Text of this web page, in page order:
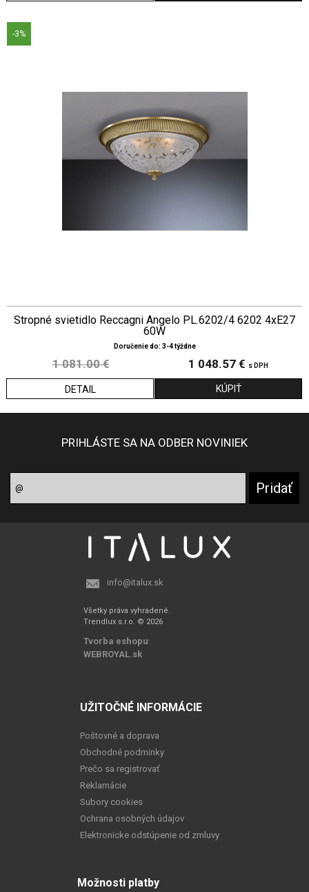
-3%
Stropné svietidlo Reccagni Angelo PL.6202/4 6202 4xE27
60W
Doručenie do: 3-4 týždne
1 081.00 € 1 048.57 € s DPH
DETAIL
PRIHLÁSTE SA NA ODBER NOVINIEK
info@italux.sk
Všetky práva vyhradené.
Trendlux s.r.o. © 2026
Tvorba eshopu:
WEBROYAL.sk
UŽITOČNÉ INFORMÁCIE
Poštovné a doprava
Obchodné podminky
Prečo sa registrovať
Reklamácie
Subory cookies
Ochrana osobných údajov
Elektronicke odstúpenie od zmluvy
Možnosti platby